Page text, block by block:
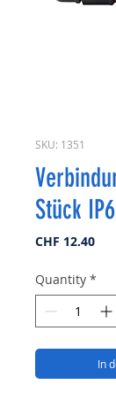
SKU: 1351
Stück
CHF 12.40Price
Quantity *
In